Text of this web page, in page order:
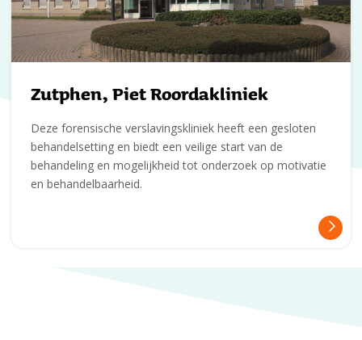
Zutphen, Piet Roordakliniek
Deze forensische verslavingskliniek heeft een gesloten
behandelsetting en biedt een veilige start van de
behandeling en mogelijkheid tot onderzoek op motivatie
en behandelbaarheid.